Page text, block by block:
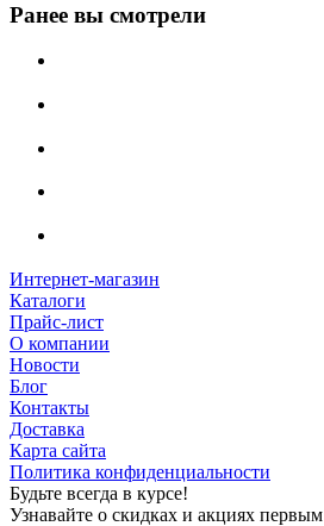
Ранее вы смотрели
Интернет-магазин
Каталоги
Прайс-лист
О компании
Новости
Блог
Контакты
Доставка
Карта сайта
Политика конфиденциальности
Будьте всегда в курсе!
Узнавайте о скидках и акциях первым